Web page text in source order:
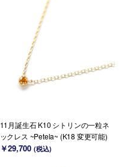
11月誕生石 K10 シトリンの一粒ネ
ックレス ~Petela~ (K18 変更可能)
￥29,700 (税込)